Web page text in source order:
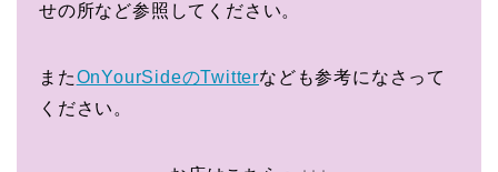
せの所など参照してください。
またOnYourSideのTwitterなども参考になさって
ください。